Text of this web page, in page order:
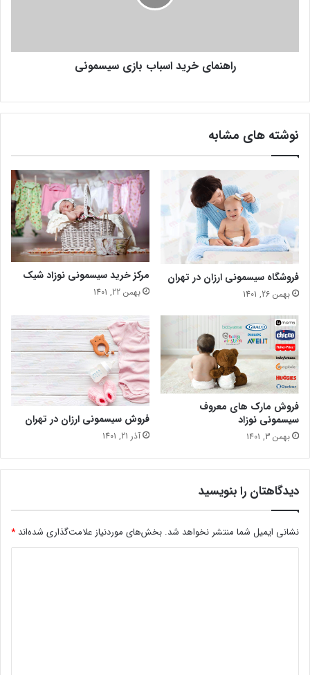
راهنمای خرید اسباب بازی سیسمونی
نوشته های مشابه
فروشگاه سیسمونی ارزان در تهران
بهمن 26, 1401
مرکز خرید سیسمونی نوزاد شیک
بهمن 22, 1401
فروش مارک های معروف
سیسمونی نوزاد
بهمن 3, 1401
فروش سیسمونی ارزان در تهران
آذر 21, 1401
دیدگاهتان را بنویسید
نشانی ایمیل شما منتشر نخواهد شد. بخش‌های موردنیاز علامت‌گذاری شده‌اند *